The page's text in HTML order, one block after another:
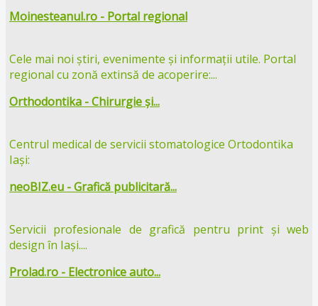
Moinesteanul.ro - Portal regional
Cele mai noi știri, evenimente și informații utile. Portal
regional cu zonă extinsă de acoperire:...
Orthodontika - Chirurgie și...
Centrul medical de servicii stomatologice Ortodontika
Iași:
neoBIZ.eu - Grafică publicitară...
Servicii profesionale de grafică pentru print și web
design în Iași....
Prolad.ro - Electronice auto...